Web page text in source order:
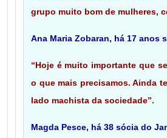
grupo muito bom de mulheres,
Ana Maria Zobaran, há 17 anos
“Hoje é muito importante que
o que mais precisamos. Ainda
lado machista da sociedade”.
Magda Pesce, há 38 sócia do